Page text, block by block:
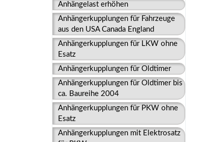
Anhängelast erhöhen
Anhängerkupplungen für Fahrzeuge
aus den USA Canada England
Anhängerkupplungen für LKW ohne
Esatz
Anhängerkupplungen für Oldtimer
Anhängerkupplungen für Oldtimer bis
ca. Baureihe 2004
Anhängerkupplungen für PKW ohne
Esatz
Anhängerkupplungen mit Elektrosatz